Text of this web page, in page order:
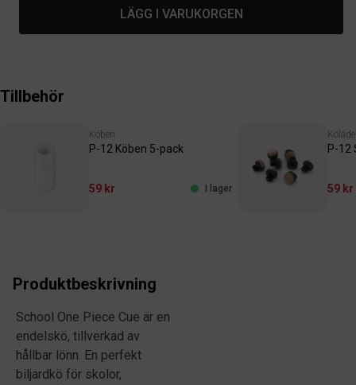
LÄGG I VARUKORGEN
Tillbehör
Köben
P-12 Köben 5-pack
59 kr I lager
P-12
59 kr
Produktbeskrivning
School One Piece Cue är en
endelskö, tillverkad av
hållbar lönn. En perfekt
biljardkö för skolor,